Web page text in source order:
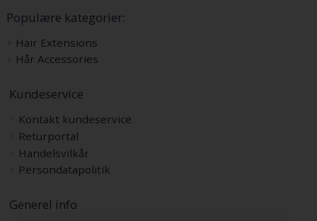
Populære kategorier:
Hair Extensions
Hår Accessories
Kundeservice
Kontakt kundeservice
Returportal
Handelsvilkår
Persondatapolitik
Generel info